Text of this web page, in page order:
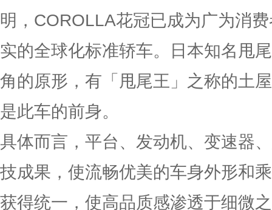
明，COROLLA花冠已成为广为消
实的全球化标准轿车。日本知名甩
角的原形，有「甩尾王」之称的土
是此车的前身。
具体而言，平台、发动机、变速器
技成果，使流畅优美的车身外形和
获得统一，使高品质感渗透于细微